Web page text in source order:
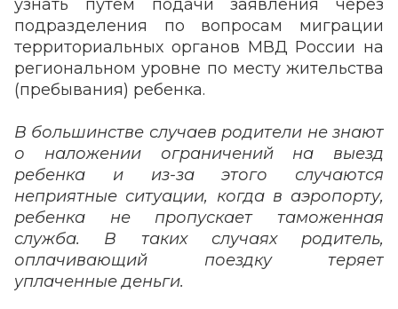
узнать путем подачи заявления через
подразделения по вопросам миграции
территориальных органов МВД России на
региональном уровне по месту жительства
(пребывания) ребенка.
В большинстве случаев родители не знают
о наложении ограничений на выезд
ребенка и из-за этого случаются
неприятные ситуации, когда в аэропорту,
ребенка не пропускает таможенная
служба. В таких случаях родитель,
оплачивающий поездку теряет
уплаченные деньги.